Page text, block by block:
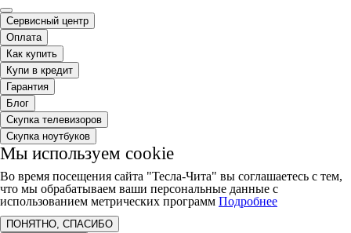
Сервисный центр
Оплата
Как купить
Купи в кредит
Гарантия
Блог
Скупка телевизоров
Скупка ноутбуков
Мы используем cookie
Во время посещения сайта "Тесла-Чита" вы соглашаетесь с тем,
что мы обрабатываем ваши персональные данные с
использованием метрических программ Подробнее
ПОНЯТНО, СПАСИБО